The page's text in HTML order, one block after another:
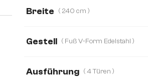
Breite ( 240 cm )
Gestell ( Fuß V-Form Edelstahl )
Ausführung ( 4 Türen )